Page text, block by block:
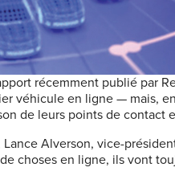
récemment publié par
véhicule en ligne— mais,
de leurs points de contact
Lance Alverson, vice-
choses en ligne, ils vont